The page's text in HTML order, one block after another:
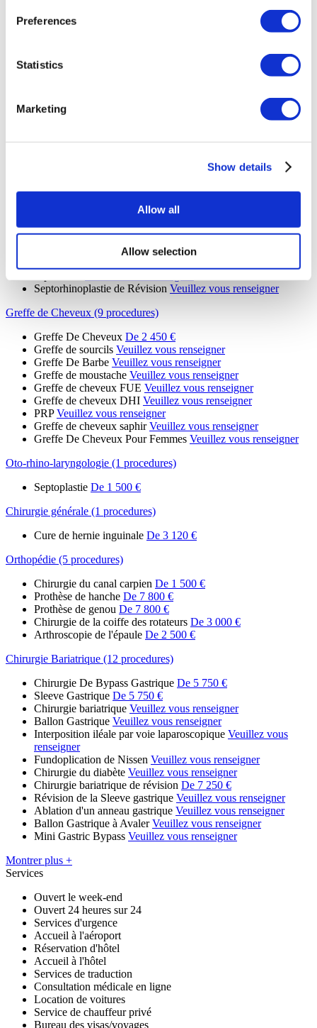
Preferences
Statistics
Marketing
Show details
Allow all
Allow selection
Retrait Implant Fessier
Blépharoplastie inférieure
Lip Lift
Élimination De La Graisse Buccale
Veuillez vous renseigner
Veuillez vous renseigner
Veuillez vous renseigner
Veuillez vous renseigner
Abdominoplastie étendue Veuillez vous renseigner
Lifting Facial Cendrillon Veuillez vous renseigner
Lifting du Mont de Vénus Veuillez vous renseigner
Septorhinoplastie de Révision Veuillez vous renseigner
Greffe de Cheveux (9 procedures)
Greffe De Cheveux De 2 450 €
Greffe de sourcils Veuillez vous renseigner
Greffe De Barbe Veuillez vous renseigner
Greffe de moustache Veuillez vous renseigner
Greffe de cheveux FUE Veuillez vous renseigner
Greffe de cheveux DHI Veuillez vous renseigner
PRP Veuillez vous renseigner
Greffe de cheveux saphir Veuillez vous renseigner
Greffe De Cheveux Pour Femmes Veuillez vous renseigner
Oto-rhino-laryngologie (1 procedures)
Septoplastie De 1 500 €
Chirurgie générale (1 procedures)
Cure de hernie inguinale De 3 120 €
Orthopédie (5 procedures)
Chirurgie du canal carpien De 1 500 €
Prothèse de hanche De 7 800 €
Prothèse de genou De 7 800 €
Chirurgie de la coiffe des rotateurs De 3 000 €
Arthroscopie de l'épaule De 2 500 €
Chirurgie Bariatrique (12 procedures)
Chirurgie De Bypass Gastrique De 5 750 €
Sleeve Gastrique De 5 750 €
Chirurgie bariatrique Veuillez vous renseigner
Ballon Gastrique Veuillez vous renseigner
Interposition iléale par voie laparoscopique Veuillez vous
renseigner
Fundoplication de Nissen Veuillez vous renseigner
Chirurgie du diabète Veuillez vous renseigner
Chirurgie bariatrique de révision De 7 250 €
Révision de la Sleeve gastrique Veuillez vous renseigner
Ablation d'un anneau gastrique Veuillez vous renseigner
Ballon Gastrique à Avaler Veuillez vous renseigner
Mini Gastric Bypass Veuillez vous renseigner
Montrer plus +
Services
Ouvert le week-end
Ouvert 24 heures sur 24
Services d'urgence
Accueil à l'aéroport
Réservation d'hôtel
Accueil à l'hôtel
Services de traduction
Consultation médicale en ligne
Location de voitures
Service de chauffeur privé
Bureau des visas/voyages